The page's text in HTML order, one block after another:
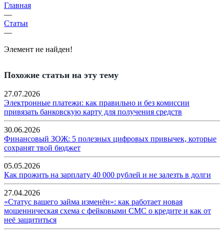
Главная
—
Статьи
—
Элемент не найден!
Похожие статьи на эту тему
27.07.2026
Электронные платежи: как правильно и без комиссии
привязать банковскую карту для получения средств
30.06.2026
Финансовый ЗОЖ: 5 полезных цифровых привычек, которые
сохранят твой бюджет
05.05.2026
Как прожить на зарплату 40 000 рублей и не залезть в долги
27.04.2026
«Статус вашего займа изменён»: как работает новая
мошенническая схема с фейковыми СМС о кредите и как от
неё защититься